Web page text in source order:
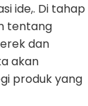
ide,. Di tahap
tentang
dan
akan
produk yang